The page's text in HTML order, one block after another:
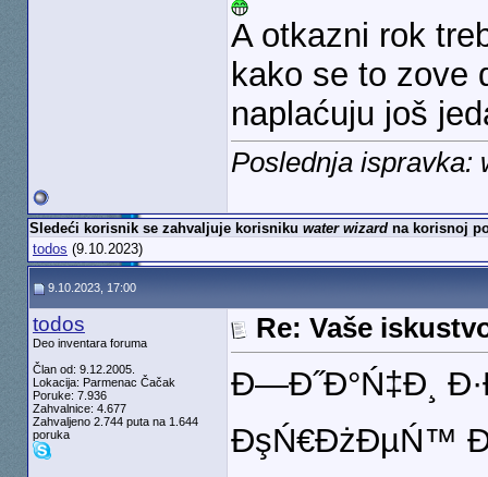
A otkazni rok
kako se to zove
naplaćuju još
Poslednja ispravka:
Sledeći korisnik se zahvaljuje korisniku water wizardna korisnoj
todos (9.10.2023)
9.10.2023, 17:00
todos
Deo inventara foruma
Član od: 9.12.2005.
Lokacija: Parmenac Čačak
Poruke: 7.936
Zahvalnice: 4.677
Zahvaljeno 2.744 puta na 1.644
poruka
Re: Vaše
Đ—Đ˝Đ°Ń‡Đ¸
ĐşŃ€ĐżĐµŃ™